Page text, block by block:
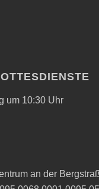
um 10:30 Uhr
an der